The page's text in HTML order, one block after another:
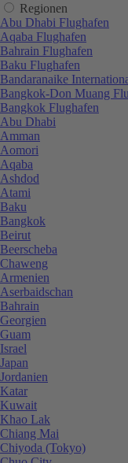
Regionen
Abu Dhabi Flughafen
Aqaba Flughafen
Bahrain Flughafen
Baku Flughafen
Bandaranaike
Bangkok-Don Muang
Bangkok Flughafen
Abu Dhabi
Amman
Aomori
Aqaba
Ashdod
Atami
Baku
Bangkok
Beirut
Beerscheba
Chaweng
Armenien
Aserbaidschan
Bahrain
Georgien
Guam
Israel
Japan
Jordanien
Katar
Kuwait
Khao Lak
Chiang Mai
Chiyoda (Tokyo)